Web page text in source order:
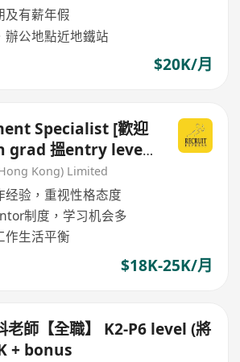
及有薪年假
辦公地點近地鐵站
$20K/月
Specialist [歡迎
grad 搵entry level
Kong) Limited
经验，重视性格态度
制度，学习机会多
作生活平衡
$18K-25K/月
老師【全職】 K2-P6 level (將
+ bonus